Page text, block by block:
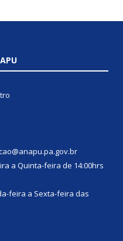
a Quinta-feira de 14:00hrs
feira a Sexta-feira das